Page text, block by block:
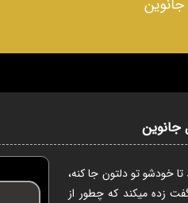
خودشو تو دلتون جا کنه،
زده میکند که چطور از